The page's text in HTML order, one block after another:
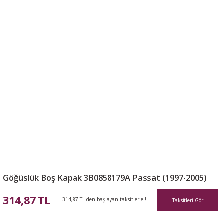
Göğüslük Boş Kapak 3B0858179A Passat (1997-2005)
314,87 TL 314,87 TL den başlayan taksitlerle!! Taksitleri Gör